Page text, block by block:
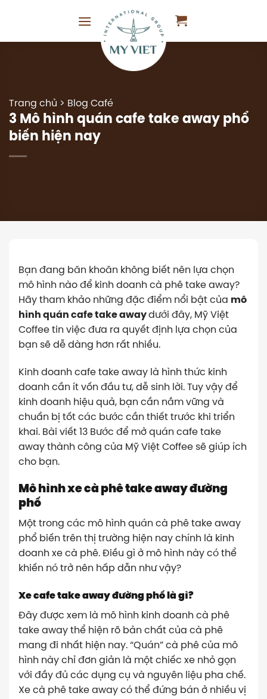
Trang chủ > Blog Café
3 Mô hình quán cafe take away phổ
biến hiện nay
Bạn đang băn khoăn không biết nên lựa chọn
mô hình nào để kinh doanh cà phê take away?
Hãy tham khảo những đặc điểm nổi bật của mô
hình quán cafe take awaydưới đây, Mỹ Việt
Coffee tin việc đưa ra quyết định lựa chọn của
bạn sẽ dễ dàng hơn rất nhiều.
Kinh doanh cafe take away là hình thức kinh
doanh cần ít vốn đầu tư, dễ sinh lời. Tuy vậy để
kinh doanh hiệu quả, bạn cần nắm vững và
chuẩn bị tốt các bước cần thiết trước khi triển
khai. Bài viết 13 Bước để mở quán cafe take
away thành công của Mỹ Việt Coffee sẽ giúp ích
cho bạn.
Mô hình xe cà phê take away đường
phố
Một trong các mô hình quán cà phê take away
phổ biến trên thị trường hiện nay chính là kinh
doanh xe cà phê. Điều gì ở mô hình này có thể
khiến nó trở nên hấp dẫn như vậy?
Xe cafe take away đường phố là gì?
Đây được xem là mô hình kinh doanh cà phê
take away thể hiện rõ bản chất của cà phê
mang đi nhất hiện nay. “Quán” cà phê của mô
hình này chỉ đơn giản là một chiếc xe nhỏ gọn
với đầy đủ các dụng cụ và nguyên liệu pha chế.
Xe cà phê take away có thể đứng bán ở nhiều vị